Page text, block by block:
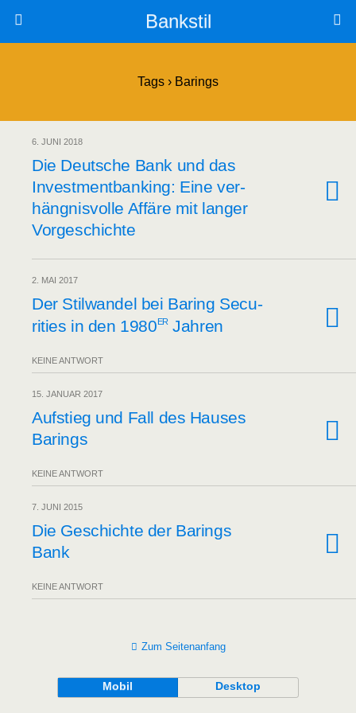
Bankstil
Tags › Barings
6. JUNI 2018
Die Deut­sche Bank und das
Invest­ment­ban­king: Eine ver­
häng­nis­vol­le Affä­re mit lan­ger
Vorgeschichte
2. MAI 2017
Der Stil­wan­del bei Baring Secu­
ri­ties in den 1980erJahren
KEINE ANTWORT
15. JANUAR 2017
Auf­stieg und Fall des Hau­ses
Barings
KEINE ANTWORT
7. JUNI 2015
Die Geschich­te der Barings
Bank
KEINE ANTWORT
Zum Seitenanfang
Mobil Desktop